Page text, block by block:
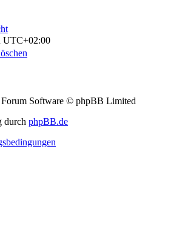
UTC+02:00
Software © phpBB Limited
durch phpBB.de